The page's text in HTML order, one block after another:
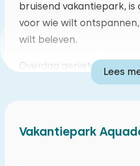
bruisend vakantiepark,
voor wie wilt
wilt beleven.
Overdag genieten van
gewoon de natuur om u
terug naar uw knusse
gezellige vide, of kies
Lees
10 11 12 13
17 18
Vakantiepark